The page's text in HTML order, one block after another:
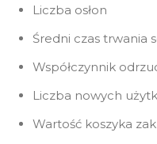
Liczba osłon
Średni czas trwania
Współczynnik
Liczba nowych
Wartość koszyka